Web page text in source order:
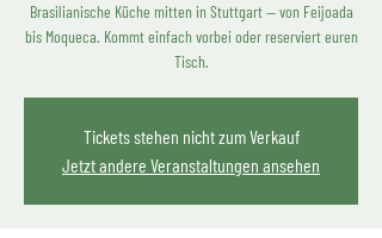
Brasilianische Küche mitten in Stuttgart — von Feijoada
bis Moqueca. Kommt einfach vorbei oder reserviert euren
Tisch.
Tickets stehen nicht zum Verkauf
Jetzt andere Veranstaltungen ansehen